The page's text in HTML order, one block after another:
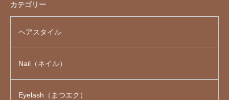
カテゴリー
ヘアスタイル
Nail（ネイル）
Eyelash（まつエク）